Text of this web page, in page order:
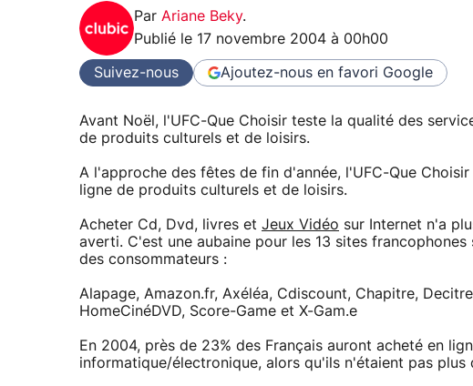
Par Ariane Beky.
Publié le 17 novembre 2004 à 00h00
Suivez-nous Ajoutez-nous en favori Google
Avant Noël, l'UFC-Que Choisir teste la qualité des
de produits culturels et de loisirs.
A l'approche des fêtes de fin d'année, l'UFC-Que
ligne de produits culturels et de loisirs.
Acheter Cd, Dvd, livres et Jeux Vidéo sur Internet n'a
averti. C'est une aubaine pour les 13 sites
des consommateurs :
Alapage, Amazon.fr, Axéléa, Cdiscount, Chapitre,
HomeCinéDVD, Score-Game et X-Gam.e
En 2004, près de 23% des Français auront acheté en
informatique/électronique, alors qu'ils n'étaient pas